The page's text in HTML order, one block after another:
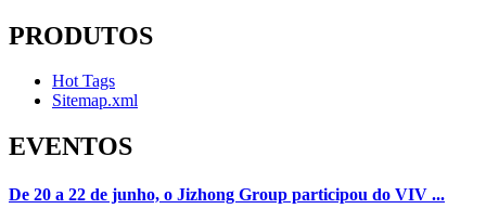
PRODUTOS
Hot Tags
Sitemap.xml
EVENTOS
De 20 a 22 de junho, o Jizhong Group participou do VIV ...